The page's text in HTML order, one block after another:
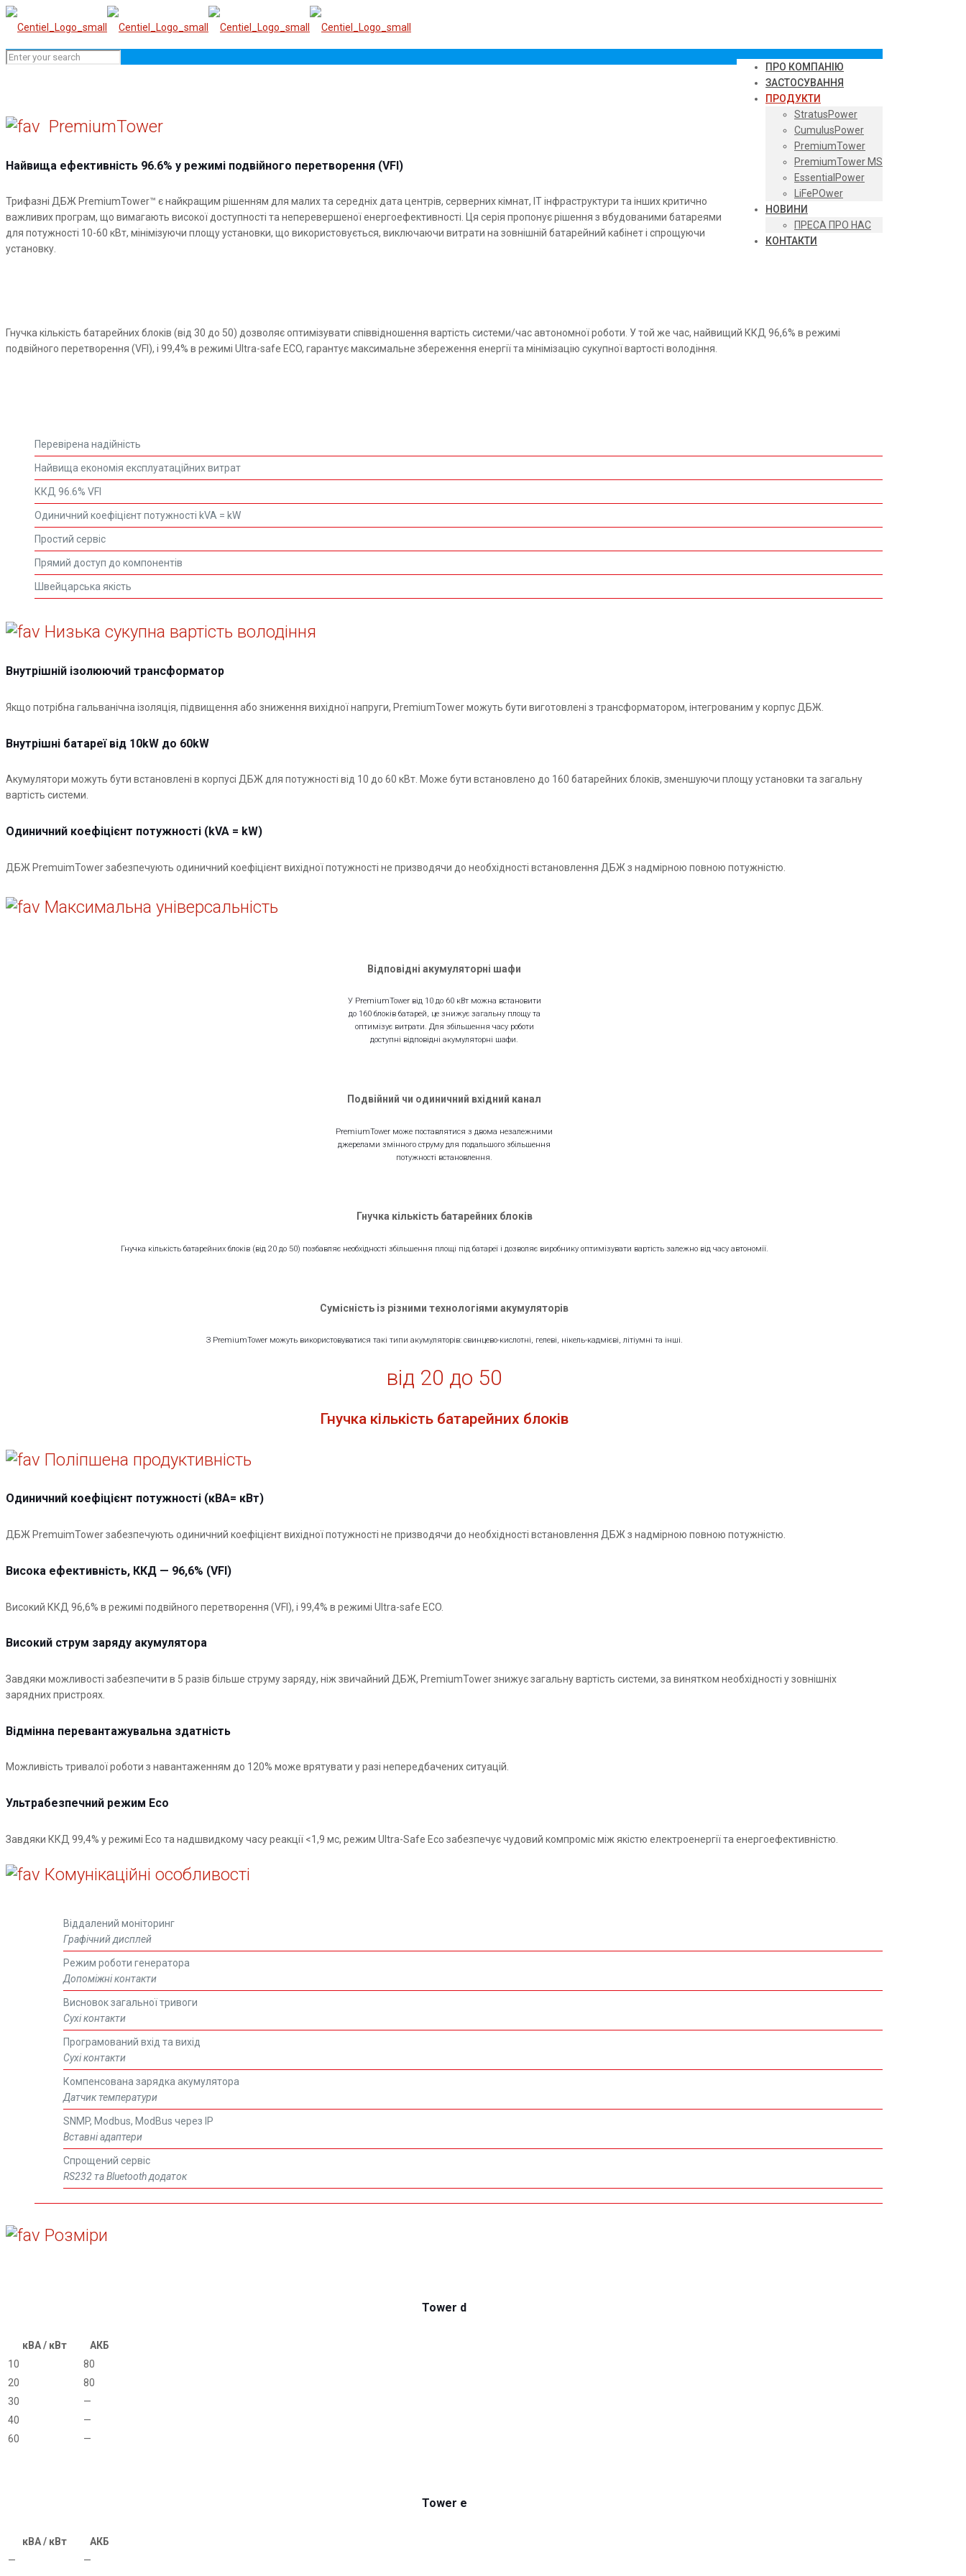
ПРО КОМПАНІЮ
ЗАСТОСУВАННЯ
ПРОДУКТИ
StratusPower
CumulusPower
PremiumTower
PremiumTower MS
EssentialPower
LiFePOwer
НОВИНИ
ПРЕСА ПРО НАС
КОНТАКТИ
PremiumTower
Найвища ефективність 96.6% у режимі подвійного перетворення (VFI)
Трифазні ДБЖ PremiumTower™ є найкращим рішенням для малих та середніх дата центрів, серверних кімнат, IT інфраструктури та інших критично
важливих програм, що вимагають високої доступності та неперевершеної енергоефективності. Ця серія пропонує рішення з вбудованими батареями
для потужності 10-60 кВт, мінімізуючи площу установки, що використовується, виключаючи витрати на зовнішній батарейний кабінет і спрощуючи
установку.
Гнучка кількість батарейних блоків (від 30 до 50) дозволяє оптимізувати співвідношення вартість системи/час автономної роботи. У той же час, найвищий ККД 96,6% в режимі
подвійного перетворення (VFI), і 99,4% в режимі Ultra-safe ECO, гарантує максимальне збереження енергії та мінімізацію сукупної вартості володіння.
Перевірена надійність
Найвища економія експлуатаційних витрат
ККД 96.6% VFI
Одиничний коефіцієнт потужності kVA = kW
Простий сервіс
Прямий доступ до компонентів
Швейцарська якість
Низька сукупна вартість володіння
Внутрішній ізолюючий трансформатор
Якщо потрібна гальванічна ізоляція, підвищення або зниження вихідної напруги, PremiumTower можуть бути виготовлені з трансформатором, інтегрованим у корпус ДБЖ.
Внутрішні батареї від 10kW до 60kW
Акумулятори можуть бути встановлені в корпусі ДБЖ для потужності від 10 до 60 кВт. Може бути встановлено до 160 батарейних блоків, зменшуючи площу установки та загальну
вартість системи.
Одиничний коефіцієнт потужності (kVA = kW)
ДБЖ PremuimTower забезпечують одиничний коефіцієнт вихідної потужності не призводячи до необхідності встановлення ДБЖ з надмірною повною потужністю.
Максимальна універсальність
Відповідні акумуляторні шафи
У PremiumTower від 10 до 60 кВт можна встановити
до 160 блоків батарей, це знижує загальну площу та
оптимізує витрати. Для збільшення часу роботи
доступні відповідні акумуляторні шафи.
Подвійний чи одиничний вхідний канал
PremiumTower може поставлятися з двома незалежними
джерелами змінного струму для подальшого збільшення
потужності встановлення.
Гнучка кількість батарейних блоків
Гнучка кількість батарейних блоків (від 20 до 50) позбавляє необхідності збільшення площі під батареї і дозволяє виробнику оптимізувати вартість залежно від часу автономії.
Сумісність із різними технологіями акумуляторів
З PremiumTower можуть використовуватися такі типи акумуляторів: свинцево-кислотні, гелеві, нікель-кадмієві, літіумні та інші.
від 20 до 50
Гнучка кількість батарейних блоків
Поліпшена продуктивність
Одиничний коефіцієнт потужності (кВА= кВт)
ДБЖ PremuimTower забезпечують одиничний коефіцієнт вихідної потужності не призводячи до необхідності встановлення ДБЖ з надмірною повною потужністю.
Висока ефективність, ККД — 96,6% (VFI)
Високий ККД 96,6% в режимі подвійного перетворення (VFI), і 99,4% в режимі Ultra-safe ECO.
Високий струм заряду акумулятора
Завдяки можливості забезпечити в 5 разів більше струму заряду, ніж звичайний ДБЖ, PremiumTower знижує загальну вартість системи, за винятком необхідності у зовнішніх
зарядних пристроях.
Відмінна перевантажувальна здатність
Можливість тривалої роботи з навантаженням до 120% може врятувати у разі непередбачених ситуацій.
Ультрабезпечний режим Eco
Завдяки ККД 99,4% у режимі Eco та надшвидкому часу реакції <1,9 мс, режим Ultra-Safe Eco забезпечує чудовий компроміс між якістю електроенергії та енергоефективністю.
Комунікаційні особливості
Віддалений моніторинг
Графічний дисплей
Режим роботи генератора
Допоміжні контакти
Висновок загальної тривоги
Сухі контакти
Програмований вхід та вихід
Сухі контакти
Компенсована зарядка акумулятора
Датчик температури
SNMP, Modbus, ModBus через IP
Вставні адаптери
Спрощений сервіс
RS232 та Bluetooth додаток
Розміри
Tower d
кВА / кВт
АКБ
10
80
20
80
30
—
40
—
60
—
Tower e
кВА / кВт
АКБ
—
—